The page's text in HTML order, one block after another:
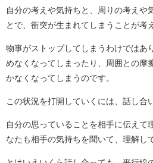
自分の考えや気持ちと、周りの考えや
とで、衝突が生まれてしまうことが考
物事がストップしてしまうわけではあ
めなくなってしまったり、周囲との摩
かなくなってしまうのです。
この状況を打開していくには、話し合
自分の思っていることを相手に伝えて
なたも相手の気持ちを聞いて、理解し